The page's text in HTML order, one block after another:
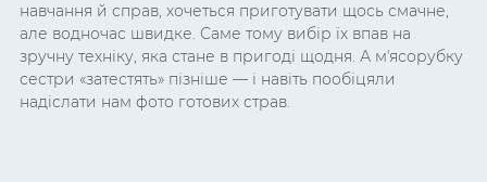
навчання й справ, хочеться приготувати щось смачне,
але водночас швидке. Саме тому вибір їх впав на
зручну техніку, яка стане в пригоді щодня. А мʼясорубку
сестри «затестять» пізніше — і навіть пообіцяли
надіслати нам фото готових страв.